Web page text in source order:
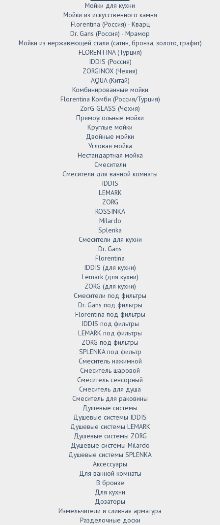
Мойки для кухни
Мойки из искусственного камня
Florentina (Россия) - Кварц
Dr. Gans (Россия) - Мрамор
Мойки из нержавеющей стали (сатин, бронза, золото, графит)
FLORENTINA (Турция)
IDDIS (Россия)
ZORGINOX (Чехия)
AQUA (Китай)
Комбинированные мойки
Florentina Комби (Россия/Турция)
ZorG GLASS (Чехия)
Прямоугольные мойки
Круглые мойки
Двойные мойки
Угловая мойка
Нестандартная мойка
Смесители
Смесители для ванной комнаты
IDDIS
LEMARK
ZORG
ROSSINKA
Milardo
Splenka
Смесители для кухни
Dr. Gans
Florentina
IDDIS (для кухни)
Lemark (для кухни)
ZORG (для кухни)
Смесители под фильтры
Dr. Gans под фильтры
Florentina под фильтры
IDDIS под фильтры
LEMARK под фильтры
ZORG под фильтры
SPLENKA под фильтр
Смеситель нажимной
Смеситель шаровой
Смеситель сенсорный
Смеситель для душа
Смеситель для раковины
Душевые системы
Душевые системы IDDIS
Душевые системы LEMARK
Душевые системы ZORG
Душевые системы Milardo
Душевые системы SPLENKA
Аксессуары
Для ванной комнаты
В бронзе
Для кухни
Дозаторы
Измельчители и сливная арматура
Разделочные доски